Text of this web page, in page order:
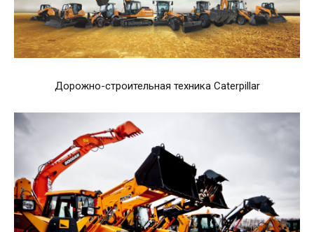
Дорожно-строительная техника Caterpillar